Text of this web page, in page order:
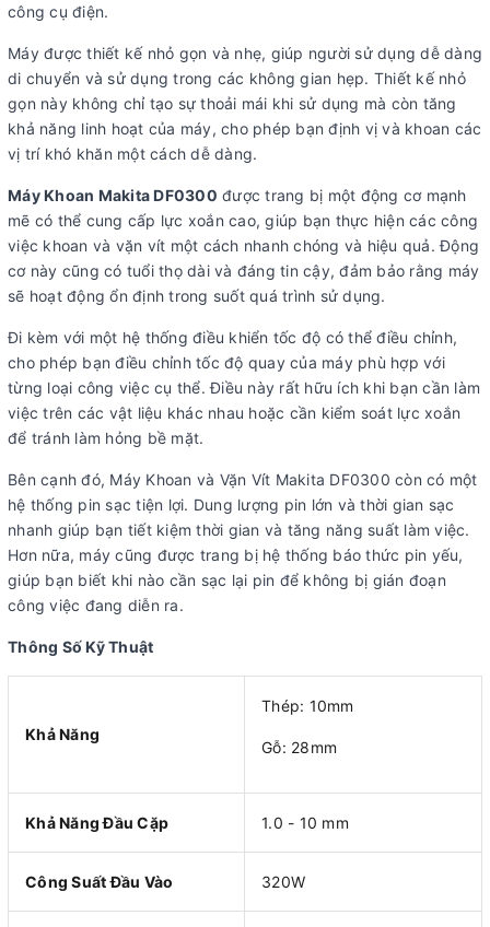
công cụ điện.
Máy được thiết kế nhỏ gọn và nhẹ, giúp người sử dụng dễ dàng
di chuyển và sử dụng trong các không gian hẹp. Thiết kế nhỏ
gọn này không chỉ tạo sự thoải mái khi sử dụng mà còn tăng
khả năng linh hoạt của máy, cho phép bạn định vị và khoan các
vị trí khó khăn một cách dễ dàng.
Máy Khoan Makita DF0300 được trang bị một động cơ mạnh
mẽ có thể cung cấp lực xoắn cao, giúp bạn thực hiện các công
việc khoan và vặn vít một cách nhanh chóng và hiệu quả. Động
cơ này cũng có tuổi thọ dài và đáng tin cậy, đảm bảo rằng máy
sẽ hoạt động ổn định trong suốt quá trình sử dụng.
Đi kèm với một hệ thống điều khiển tốc độ có thể điều chỉnh,
cho phép bạn điều chỉnh tốc độ quay của máy phù hợp với
từng loại công việc cụ thể. Điều này rất hữu ích khi bạn cần làm
việc trên các vật liệu khác nhau hoặc cần kiểm soát lực xoắn
để tránh làm hỏng bề mặt.
Bên cạnh đó, Máy Khoan và Vặn Vít Makita DF0300 còn có một
hệ thống pin sạc tiện lợi. Dung lượng pin lớn và thời gian sạc
nhanh giúp bạn tiết kiệm thời gian và tăng năng suất làm việc.
Hơn nữa, máy cũng được trang bị hệ thống báo thức pin yếu,
giúp bạn biết khi nào cần sạc lại pin để không bị gián đoạn
công việc đang diễn ra.
Thông Số Kỹ Thuật
Khả Năng
Thép: 10mm
Gỗ: 28mm
Khả Năng Đầu Cặp 1.0 - 10 mm
Công Suất Đầu Vào 320W